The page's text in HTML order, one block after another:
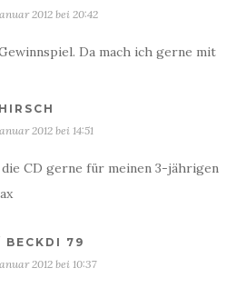
2012 bei 20:42
Da mach ich gerne mit
2012 bei 14:51
CD gerne für meinen 3-jährigen
BECKDI 79
2012 bei 10:37